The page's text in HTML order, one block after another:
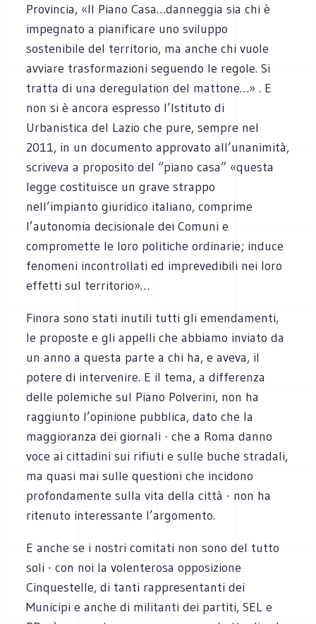
Provincia, «Il Piano Casa…danneggia sia chi è
impegnato a pianificare uno sviluppo
sostenibile del territorio, ma anche chi vuole
avviare trasformazioni seguendo le regole. Si
tratta di una deregulation del mattone…» . E
non si è ancora espresso l’Istituto di
Urbanistica del Lazio che pure, sempre nel
2011, in un documento approvato all’unanimità,
scriveva a proposito del “piano casa” «questa
legge costituisce un grave strappo
nell’impianto giuridico italiano, comprime
l’autonomia decisionale dei Comuni e
compromette le loro politiche ordinarie; induce
fenomeni incontrollati ed imprevedibili nei loro
effetti sul territorio»…
Finora sono stati inutili tutti gli emendamenti,
le proposte e gli appelli che abbiamo inviato da
un anno a questa parte a chi ha, e aveva, il
potere di intervenire. E il tema, a differenza
delle polemiche sul Piano Polverini, non ha
raggiunto l’opinione pubblica, dato che la
maggioranza dei giornali - che a Roma danno
voce ai cittadini sui rifiuti e sulle buche stradali,
ma quasi mai sulle questioni che incidono
profondamente sulla vita della città - non ha
ritenuto interessante l’argomento.
E anche se i nostri comitati non sono del tutto
soli - con noi la volenterosa opposizione
Cinquestelle, di tanti rappresentanti dei
Municipi e anche di militanti dei partiti, SEL e